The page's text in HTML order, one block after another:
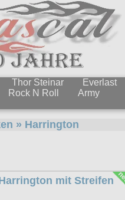
Thor Steinar Everlast
Rock N Roll Army
» Harrington
mit Streifen